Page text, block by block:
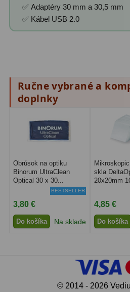
Šport59
Diaľkomery9
Monokulárne49
Turistika22
Ornitológia11
Všeobecné
Mikroskopy93
✅ Adaptéry 30 mm a 30,5 mm
✅ Kábel USB 2.0
Ručne vybrané a
doplnky
Obrúsok na optiku
Binorum UltraClean
Optical 30 x 30...
BESTSELLER
3,80 €
Do košíka Na sklade
skla
20x20mm
4,85 €
Do košíka
© 2014 - 2026